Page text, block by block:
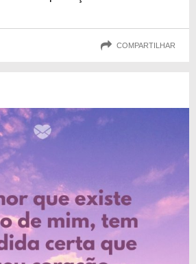
COMPARTILHAR